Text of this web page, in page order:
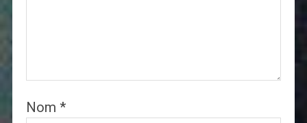
Nom *